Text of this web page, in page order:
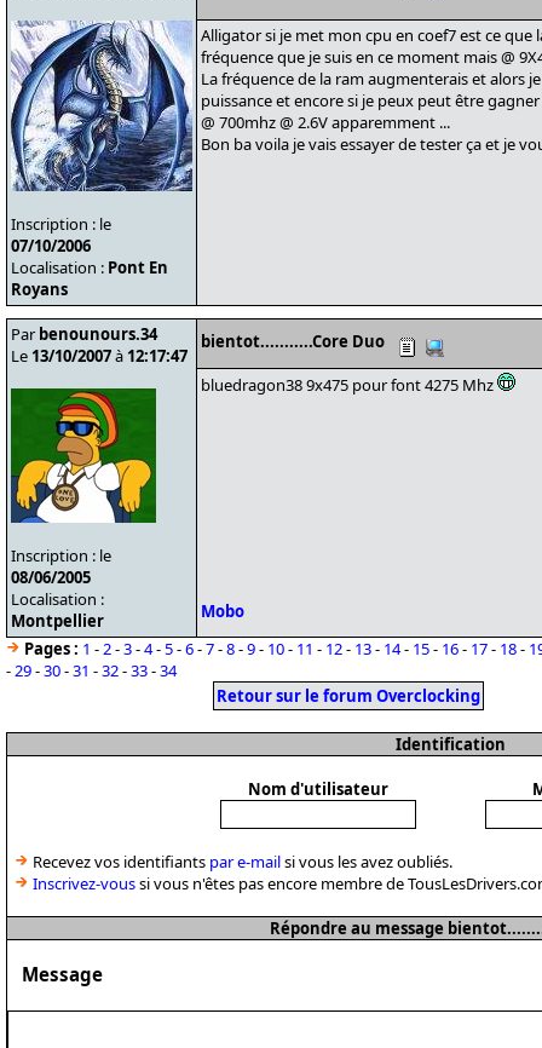
Inscription : le
07/10/2006
Localisation : Pont En
Royans
Alligator si je met mon cpu en coef7 est ce que
fréquence que je suis en ce moment mais @
La fréquence de la ram augmenterais et alors
puissance et encore si je peux peut être
@ 700mhz @ 2.6V apparemment ...
Bon ba voila je vais essayer de tester ça et je
Par benounours.34
Le 13/10/2007à 12:17:47
Inscription : le
08/06/2005
Localisation :
Montpellier
bientot...........Core Duo
bluedragon38 9x475 pour font 4275 Mhz
Mobo
Pages : 1 -2-3-4-5-6-7-8-9- 10- 11 - 12- 13- 14- 15- 16- 17- 18-
-29-30-31 -32-33-34
Retour sur le forum Overclocking
Identification
Nom d'utilisateur
Recevez vos identifiants par e-mailsi vous les avez oubliés.
Inscrivez-voussi vous n'êtes pas encore membre de
Répondre au message
Message